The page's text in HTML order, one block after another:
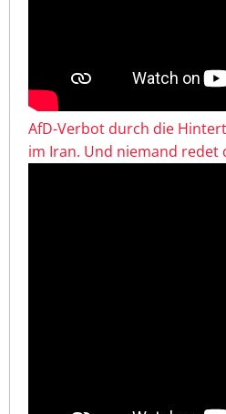
AfD-Verbot durch die
im Iran. Und niemand redet